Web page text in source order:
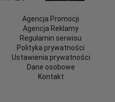
Agencja Promocji
Agencja Reklamy
Regulamin serwisu
Polityka prywatności
Ustawienia prywatności
Dane osobowe
Kontakt